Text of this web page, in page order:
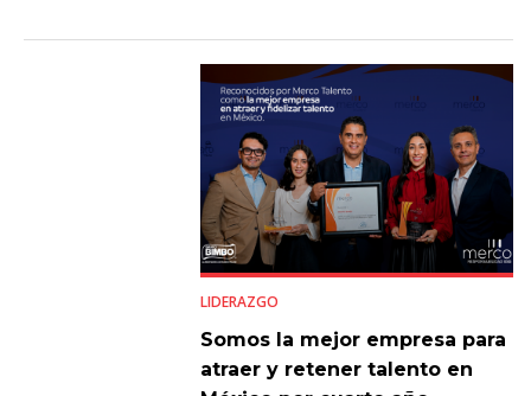
LIDERAZGO
Somos la mejor empresa para
atraer y retener talento en